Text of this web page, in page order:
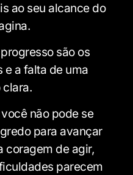
ao seu alcance do
são os
e a falta de uma
clara.
não pode se
para avançar
coragem de agir,
parecem